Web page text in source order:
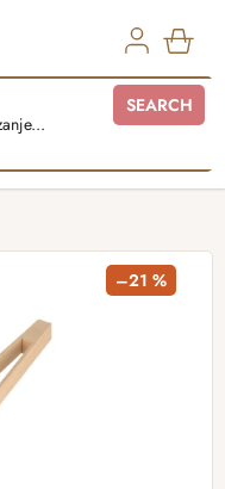
SEARCH
–21 %